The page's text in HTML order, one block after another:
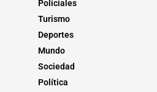
Policiales
Turismo
Deportes
Mundo
Sociedad
Política